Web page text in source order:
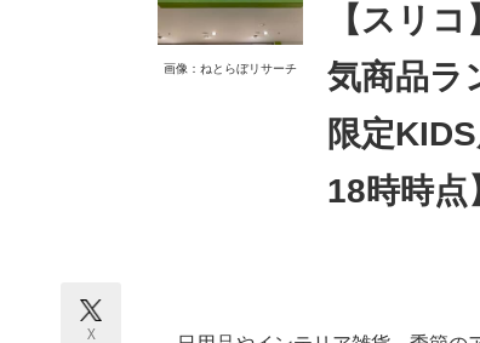
ITエンジニア向け専門サイト
画像：ねとらぼリサーチ
【スリ
気商品ラ
限定
18時時点
X